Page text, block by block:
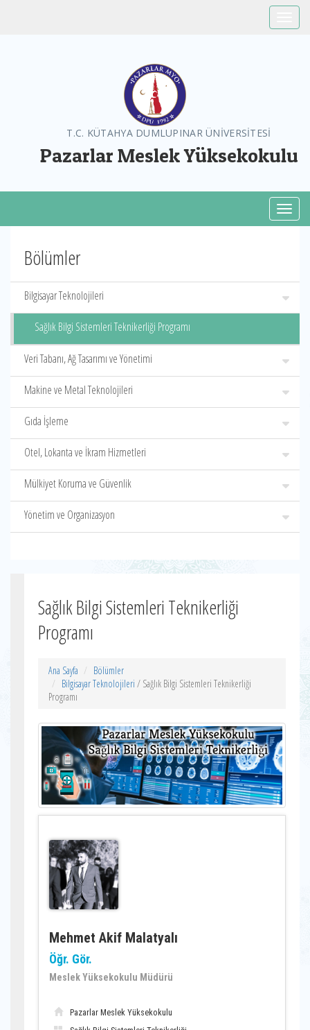
T.C. KÜTAHYA DUMLUPINAR ÜNİVERSİTESİ
Pazarlar Meslek Yüksekokulu
Bölümler
Bilgisayar Teknolojileri
Sağlık Bilgi Sistemleri Teknikerliği Programı
Veri Tabanı, Ağ Tasarımı ve Yönetimi
Makine ve Metal Teknolojileri
Gıda İşleme
Otel, Lokanta ve İkram Hizmetleri
Mülkiyet Koruma ve Güvenlik
Yönetim ve Organizasyon
Sağlık Bilgi Sistemleri Teknikerliği
Programı
Ana Sayfa
Bölümler
Bilgisayar Teknolojileri / Sağlık Bilgi Sistemleri Teknikerliği
Programı
Mehmet Akif Malatyalı
Öğr. Gör.
Meslek Yüksekokulu Müdürü
Pazarlar Meslek Yüksekokulu